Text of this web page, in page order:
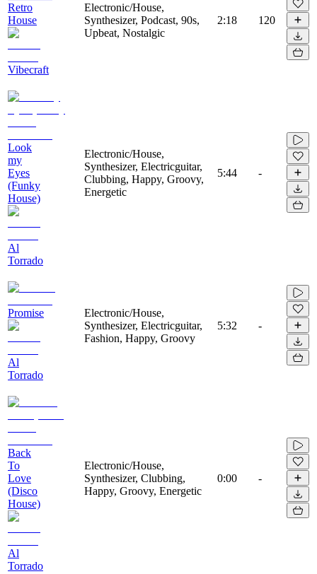
Retro
House
Vibecraft
Electronic/House,
Synthesizer, Podcast, 90s,
Upbeat, Nostalgic
2:18 120
Look
my
Eyes
(Funky
House)
Al
Torrado
Electronic/House,
Synthesizer, Electricguitar,
Clubbing, Happy, Groovy,
Energetic
5:44 -
Promise
Al
Torrado
Electronic/House,
Synthesizer, Electricguitar,
Fashion, Happy, Groovy
5:32 -
Back
To
Love
(Disco
House)
Al
Torrado
Electronic/House,
Synthesizer, Clubbing,
Happy, Groovy, Energetic
0:00 -